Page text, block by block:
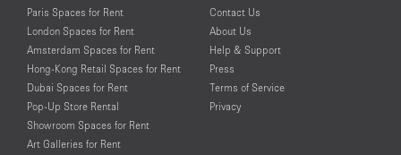
Paris Spaces for Rent
London Spaces for Rent
Amsterdam Spaces for Rent
Hong-Kong Retail Spaces for Rent
Dubai Spaces for Rent
Pop-Up Store Rental
Showroom Spaces for Rent
Art Galleries for Rent
Contact Us
About Us
Help & Support
Press
Terms of Service
Privacy